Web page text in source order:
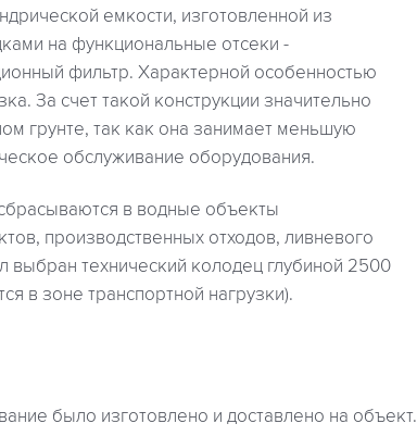
емкости, изготовленной из
на функциональные отсеки -
фильтр. Характерной особенностью
За счет такой конструкции значительно
грунте, так как она занимает меньшую
обслуживание оборудования.
в водные объекты
производственных отходов, ливневого
выбран технический колодец глубиной 2500
в зоне транспортной нагрузки).
было изготовлено и доставлено на объект.